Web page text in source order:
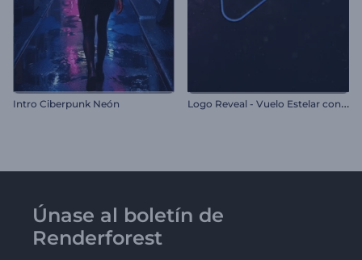
Intro Ciberpunk Neón L
ogo Reveal - Vuelo Estelar con Sacudidas
Únase al boletín de
Renderforest